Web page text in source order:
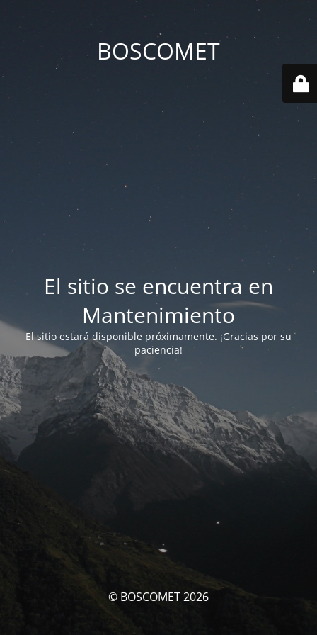
BOSCOMET
El sitio se encuentra en
Mantenimiento
El sitio estará disponible próximamente. ¡Gracias por su
paciencia!
© BOSCOMET 2026